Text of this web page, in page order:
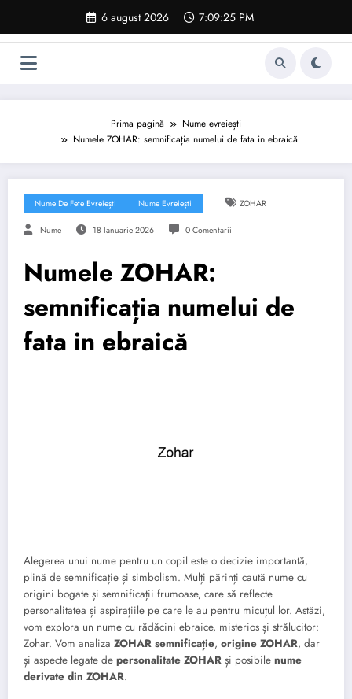
conținut
6 august 2026 7:09:25 PM
Prima pagină
Nume evreiești
Numele ZOHAR: semnificația numelui de fata in ebraică
Nume De Fete Evreiești Nume Evreiești ZOHAR
Nume 18 Ianuarie 2026 0 Comentarii
Numele ZOHAR:
semnificația numelui de
fata in ebraică
Alegerea unui nume pentru un copil este o decizie importantă,
plină de semnificație și simbolism. Mulți părinți caută nume cu
origini bogate și semnificații frumoase, care să reflecte
personalitatea și aspirațiile pe care le au pentru micuțul lor. Astăzi,
vom explora un nume cu rădăcini ebraice, misterios și strălucitor:
Zohar. Vom analiza ZOHAR semnificație, origine ZOHAR, dar
și aspecte legate de personalitate ZOHAR și posibile nume
derivate din ZOHAR.